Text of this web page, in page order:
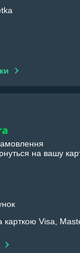
на вашу
карткою Visa,